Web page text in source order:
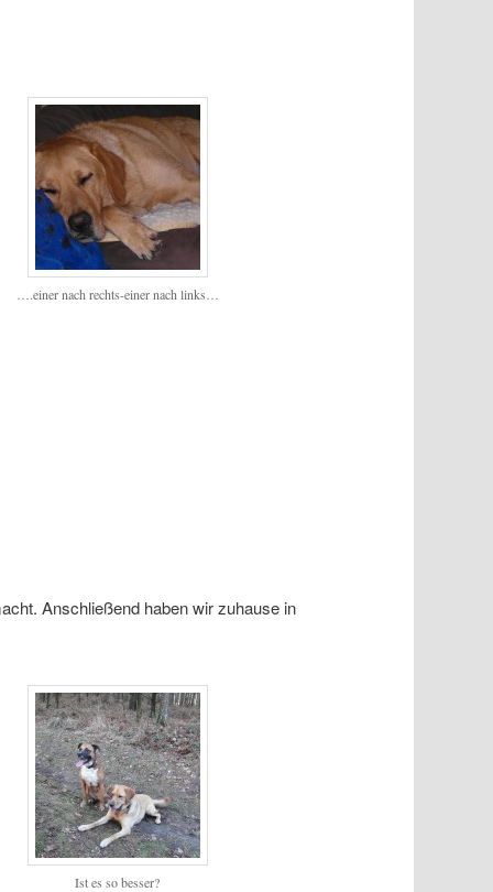
….einer nach rechts-einer nach links…
Anschließend haben wir zuhause in
Ist es so besser?